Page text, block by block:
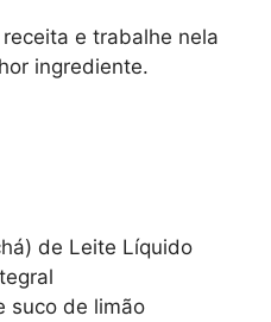
e trabalhe nela
ingrediente.
de Leite Líquido
suco de limão